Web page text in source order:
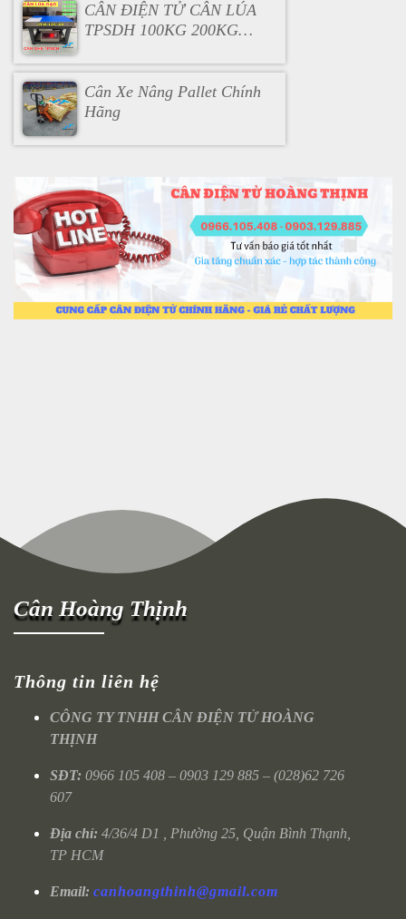
CÂN ĐIỆN TỬ CÂN LÚA
TPSDH 100KG 200KG
Cân Xe Nâng Pallet Chính
Hãng
Cân Hoàng Thịnh
Thông tin liên hệ
CÔNG TY TNHH CÂN ĐIỆN TỬ HOÀNG
THỊNH
SĐT: 0966 105 408 – 0903 129 885 – (028)62 726
607
Địa chỉ: 4/36/4 D1 , Phường 25, Quận Bình Thạnh,
TP HCM
Email: canhoangthinh@gmail.com